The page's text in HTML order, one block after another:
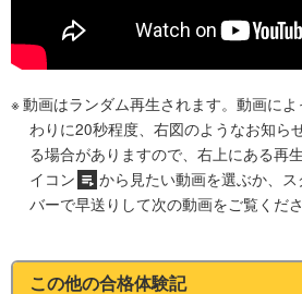
動画はランダム再生されます。動画によ
わりに20秒程度、右図のようなお知ら
る場合がありますので、右上にある再
イコン
から見たい動画を選ぶか、
バーで早送りして次の動画をご覧くださ
この他の合格体験記